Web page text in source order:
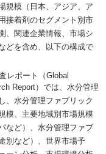
規模（日本、アジア、ア
接着剤のセグメント別市
、関連企業情報、市場シ
どを含め、以下の構成で
レポート（Global
Report）では、水分管理
、水分管理ファブリック
模、主要地域別市場規模
など）、水分管理ファブ
別など）、世界市場予